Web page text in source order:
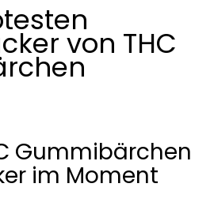
von THC
Gummibärchen
im Moment